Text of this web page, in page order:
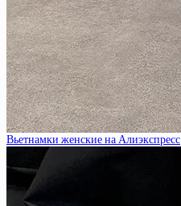
Вьетнамки женские на Алиэкспресс